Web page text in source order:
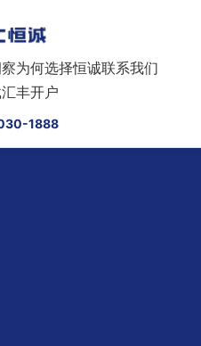
为何选择恒诚联系我们
汇丰开户
1888